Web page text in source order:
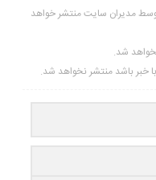
مدیران سایت منتشر خواهد
شد.
با خبر باشد منتشر نخواهد شد.